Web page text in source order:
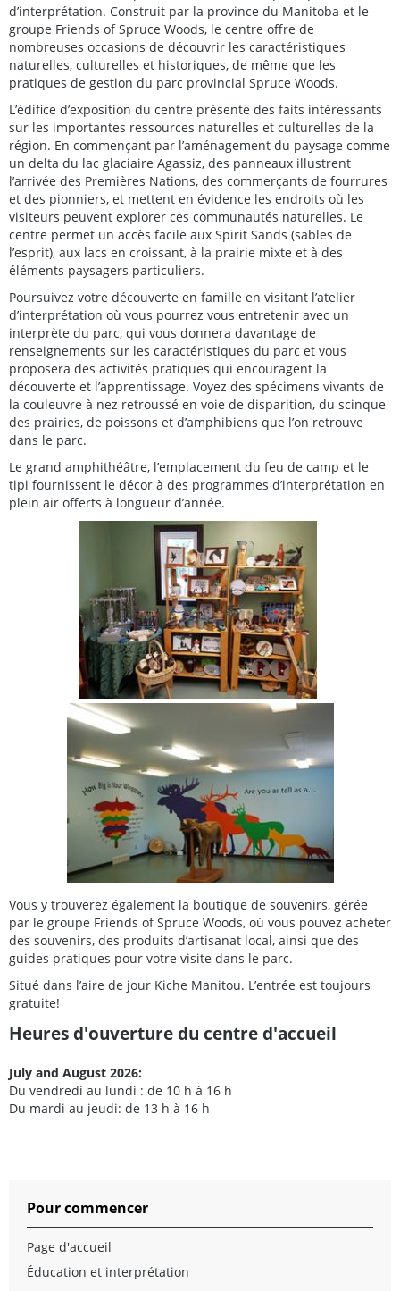
d’interprétation. Construit par la province du Manitoba et le
groupe Friends of Spruce Woods, le centre offre de
nombreuses occasions de découvrir les caractéristiques
naturelles, culturelles et historiques, de même que les
pratiques de gestion du parc provincial Spruce Woods.
L’édifice d’exposition du centre présente des faits intéressants
sur les importantes ressources naturelles et culturelles de la
région. En commençant par l’aménagement du paysage comme
un delta du lac glaciaire Agassiz, des panneaux illustrent
l’arrivée des Premières Nations, des commerçants de fourrures
et des pionniers, et mettent en évidence les endroits où les
visiteurs peuvent explorer ces communautés naturelles. Le
centre permet un accès facile aux Spirit Sands (sables de
l’esprit), aux lacs en croissant, à la prairie mixte et à des
éléments paysagers particuliers.
Poursuivez votre découverte en famille en visitant l’atelier
d’interprétation où vous pourrez vous entretenir avec un
interprète du parc, qui vous donnera davantage de
renseignements sur les caractéristiques du parc et vous
proposera des activités pratiques qui encouragent la
découverte et l’apprentissage. Voyez des spécimens vivants de
la couleuvre à nez retroussé en voie de disparition, du scinque
des prairies, de poissons et d’amphibiens que l’on retrouve
dans le parc.
Le grand amphithéâtre, l’emplacement du feu de camp et le
tipi fournissent le décor à des programmes d’interprétation en
plein air offerts à longueur d’année.
Vous y trouverez également la boutique de souvenirs, gérée
par le groupe Friends of Spruce Woods, où vous pouvez acheter
des souvenirs, des produits d’artisanat local, ainsi que des
guides pratiques pour votre visite dans le parc.
Situé dans l’aire de jour Kiche Manitou. L’entrée est toujours
gratuite!
Heures d'ouverture du centre d'accueil
July and August 2026:
Du vendredi au lundi : de 10 h à 16 h
Du mardi au jeudi: de 13 h à 16 h
Pour commencer
Page d'accueil
Éducation et interprétation